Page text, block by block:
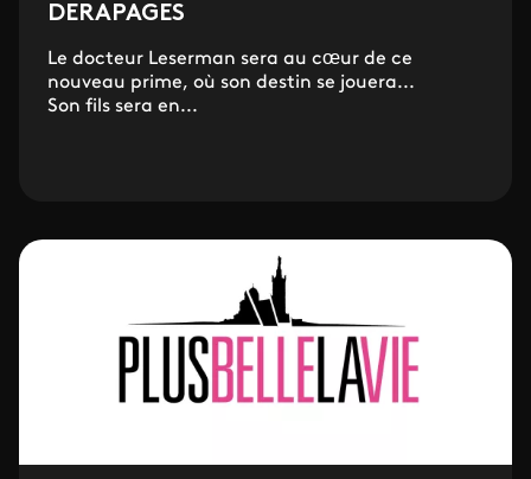
DERAPAGES
Le docteur Leserman sera au cœur de ce
nouveau prime, où son destin se jouera...
Son fils sera en...